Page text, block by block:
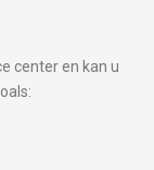
center en kan u